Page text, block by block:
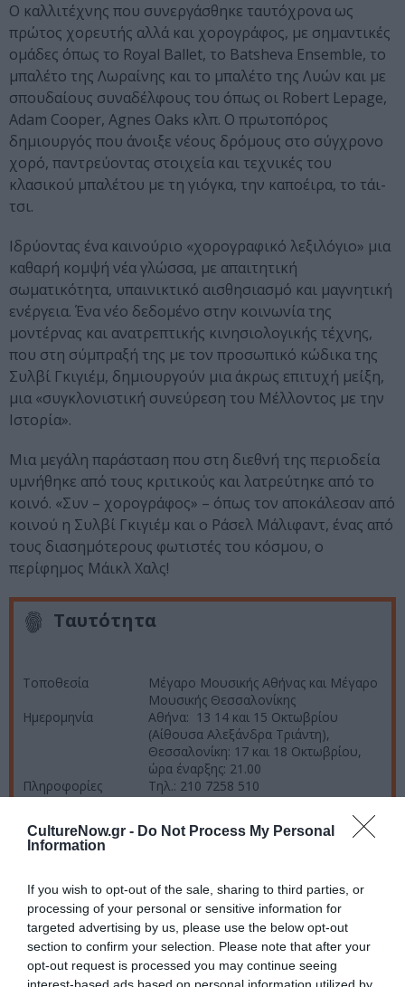
CultureNow.gr - Do Not Process My Personal
Information
If you wish to opt-out of the sale, sharing to third parties, or
processing of your personal or sensitive information for
targeted advertising by us, please use the below opt-out
section to confirm your selection. Please note that after your
opt-out request is processed you may continue seeing
Ο καλλιτέχνης που συνεργάσθηκε ταυτόχρονα ως
πρώτος χορευτής αλλά και χορογράφος, με σημαντικές
ομάδες όπως το Royal Ballet, το Batsheva Ensemble, το
μπαλέτο της Λωραίνης και το μπαλέτο της Λυών και με
σπουδαίους συναδέλφους του όπως οι Robert Lepage,
Adam Cooper, Agnes Oaks κλπ. Ο πρωτοπόρος
δημιουργός που άνοιξε νέους δρόμους στο σύγχρονο
χορό, παντρεύοντας στοιχεία και τεχνικές του
κλασικού μπαλέτου με τη γιόγκα, την καποέιρα, το τάι-
τσι.
Ιδρύοντας ένα καινούριο «χορογραφικό λεξιλόγιο» μια
καθαρή κομψή νέα γλώσσα, με απαιτητική
σωματικότητα, υπαινικτικό αισθησιασμό και μαγνητική
ενέργεια. Ένα νέο δεδομένο στην κοινωνία της
μοντέρνας και ανατρεπτικής κινησιολογικής τέχνης,
που στη σύμπραξή της με τον προσωπικό κώδικα της
Συλβί Γκιγιέμ, δημιουργούν μια άκρως επιτυχή μείξη,
μια «συγκλονιστική συνεύρεση του Μέλλοντος με την
Ιστορία».
Μια μεγάλη παράσταση που στη διεθνή της περιοδεία
υμνήθηκε από τους κριτικούς και λατρεύτηκε από το
κοινό. «Συν – χορογράφος» – όπως τον αποκάλεσαν από
κοινού η Συλβί Γκιγιέμ και ο Ράσελ Μάλιφαντ, ένας από
τους διασημότερους φωτιστές του κόσμου, ο
περίφημος Μάικλ Χαλς!
Ταυτότητα
Τοποθεσία
Μέγαρο Μουσικής Αθήνας και Μέγαρο
Μουσικής Θεσσαλονίκης
Ημερομηνία
Αθήνα: 13 14 και 15 Οκτωβρίου
(Αίθουσα Αλεξάνδρα Τριάντη),
Θεσσαλονίκη: 17 και 18 Οκτωβρίου,
ώρα έναρξης: 21.00
Πληροφορίες
Τηλ.: 210 7258 510
Τιμές εισιτηρίων
Για Αθήνα: € 35,00 (Φοιτητικά ) – 40,00
– 58,00 – 78,00 – 100,00 (Διακεκριμένη
Ζώνη), Έναρξη προπώλησης: Τετάρτη
65,00 – 90,00 (Διακεκριμένη Ζώνη)
Έναρξη προπώλησης: Δευτέρα 6
Σεπτεμβρίου
Προπώληση
Για Αθήνα: Στα ταμεία του Μεγάρου
Μουσικής Αθηνών και στην Ομήρου 8,
Τηλεφωνικές κρατήσεις στο 210 7282